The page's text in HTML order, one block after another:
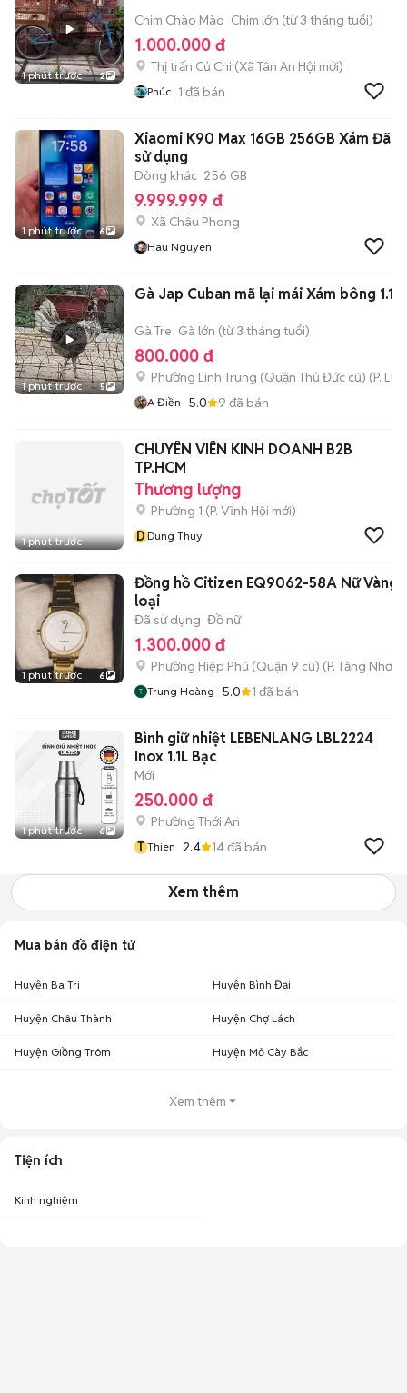
1 phút trước 2
Chim Chào Mào Chim lớn (từ 3 tháng tuổi)
1.000.000 đ
Thị trấn Củ Chi (Xã Tân An Hội mới)
Phúc 1 đã bán
1 phút trước 6
Xiaomi K90 Max 16GB 256GB Xám Đã
sử dụng
Dòng khác 256 GB
9.999.999 đ
Xã Châu Phong
Hau Nguyen
1 phút trước 5
Gà Jap Cuban mã lại mái Xám bông
Gà Tre Gà lớn (từ 3 tháng tuổi)
800.000 đ
Phường Linh Trung (Quận Thủ Đức cũ) (P.
A Điền 5.0 9 đã bán
1 phút trước
CHUYÊN VIÊN KINH DOANH B2B
TP.HCM
Thương lượng
Phường 1 (P. Vĩnh Hội mới)
DDung Thuy
1 phút trước 6
Đồng hồ Citizen EQ9062-58A Nữ Vàng
loại
Đã sử dụng Đồ nữ
1.300.000 đ
Phường Hiệp Phú (Quận 9 cũ) (P. Tăng Nhơn
Trung Hoàng 5.0 1 đã bán
1 phút trước 6
Bình giữ nhiệt LEBENLANG LBL2224
Inox 1.1L Bạc
Mới
250.000 đ
Phường Thới An
T Thien 2.4 14đã bán
Xem thêm
Mua bán đồ điện tử
Huyện Ba Tri Huyện Bình Đại
Huyện Châu Thành Huyện Chợ Lách
Huyện Giồng Trôm Huyện Mỏ Cày Bắc
Xem thêm
Tiện ích
Kinh nghiệm